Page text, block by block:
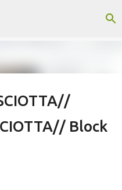
principal
Block